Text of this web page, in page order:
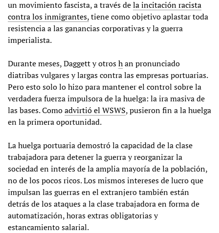
un movimiento fascista, a través dela incitación racista
contra los inmigrantes,tiene como objetivo aplastar toda
resistencia a las ganancias corporativas y la guerra
imperialista.
Durante meses, Daggett y otroshan pronunciado
diatribas vulgares y largas contra las empresas portuarias.
Pero esto solo lo hizo para mantener el control sobre la
verdadera fuerza impulsora de la huelga: la ira masiva de
las bases. Comoadvirtió el WSWS, pusieron fin a la huelga
en la primera oportunidad.
La huelga portuaria demostró la capacidad de la clase
trabajadora para detener la guerra y reorganizar la
sociedad en interés de la amplia mayoría de la población,
no de los pocos ricos. Los mismos intereses de lucro que
impulsan las guerras en el extranjero también están
detrás de los ataques a la clase trabajadora en forma de
automatización, horas extras obligatorias y
estancamiento salarial.